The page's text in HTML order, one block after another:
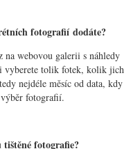
fotografií dodáte?
na webovou galerii s náhledy
vyberete tolik fotek, kolik jich
nejdéle měsíc od data, kdy
fotografií.
fotografie?